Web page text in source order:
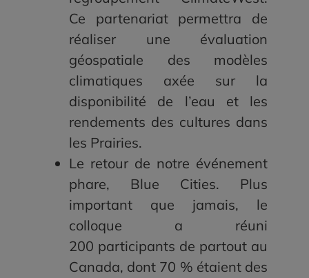
Ce partenariat permettra de
réaliser une évaluation
géospatiale des modèles
climatiques axée sur la
disponibilité de l’eau et les
rendements des cultures dans
les Prairies.
Le retour de notre événement
phare, Blue Cities. Plus
important que jamais, le
colloque a réuni
200 participants de partout au
Canada, dont 70 % étaient des